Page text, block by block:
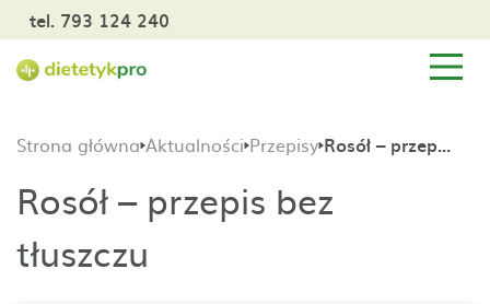
tel. 793 124 240
Strona główna Aktualności Przepisy Rosół – przepis bez tłuszczu
Rosół – przepis bez
tłuszczu